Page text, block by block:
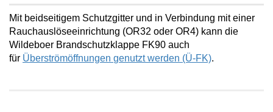
Mit beidseitigem Schutzgitter und in Verbindung mit einer
Rauchauslöseeinrichtung (OR32 oder OR4) kann die
Wildeboer Brandschutzklappe FK90 auch
für Überströmöffnungen genutzt werden (Ü-FK).